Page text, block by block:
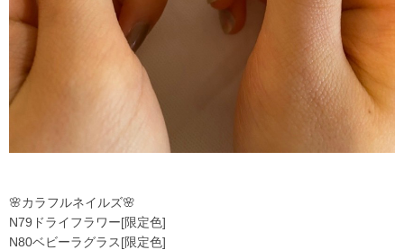
🌸カラフルネイルズ🌸
N79ドライフラワー[限定色]
N80ベビーラグラス[限定色]